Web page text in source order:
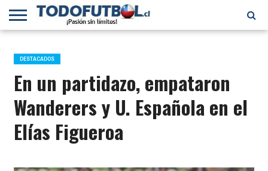
PRIMERA
B
SELECCIÓN
CHILENA
CHILENOS
EN EL
MUNDO
FÚTBOL
INTERNACIONAL
DESTACADOS
En un partidazo, empataron
Wanderers y U. Española en el
Elías Figueroa